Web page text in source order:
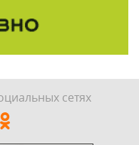
сетях